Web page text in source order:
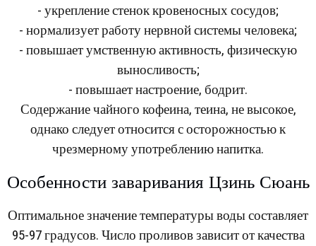
- укрепление стенок кровеносных сосудов;
- нормализует работу нервной системы человека;
- повышает умственную активность, физическую
выносливость;
- повышает настроение, бодрит.
Содержание чайного кофеина, теина, не высокое,
однако следует относится с осторожностью к
чрезмерному употреблению напитка.
Особенности заваривания Цзинь Сюань
Оптимальное значение температуры воды составляет
95-97 градусов. Число проливов зависит от качества